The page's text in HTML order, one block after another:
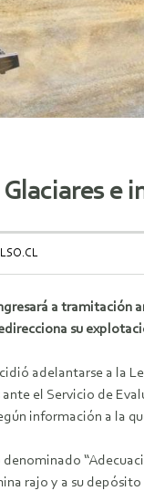
a tramitación
su
adelantarse a la
el Servicio de
información a la
rajo y a su